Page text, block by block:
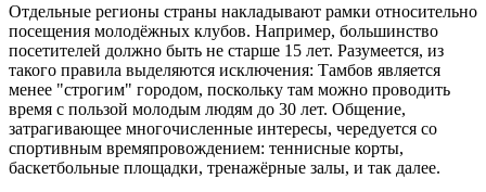
Отдельные регионы страны накладывают рамки относительно
посещения молодёжных клубов. Например, большинство
посетителей должно быть не старше 15 лет. Разумеется, из
такого правила выделяются исключения: Тамбов является
менее "строгим" городом, поскольку там можно проводить
время с пользой молодым людям до 30 лет. Общение,
затрагивающее многочисленные интересы, чередуется со
спортивным времяпровождением: теннисные корты,
баскетбольные площадки, тренажёрные залы, и так далее.